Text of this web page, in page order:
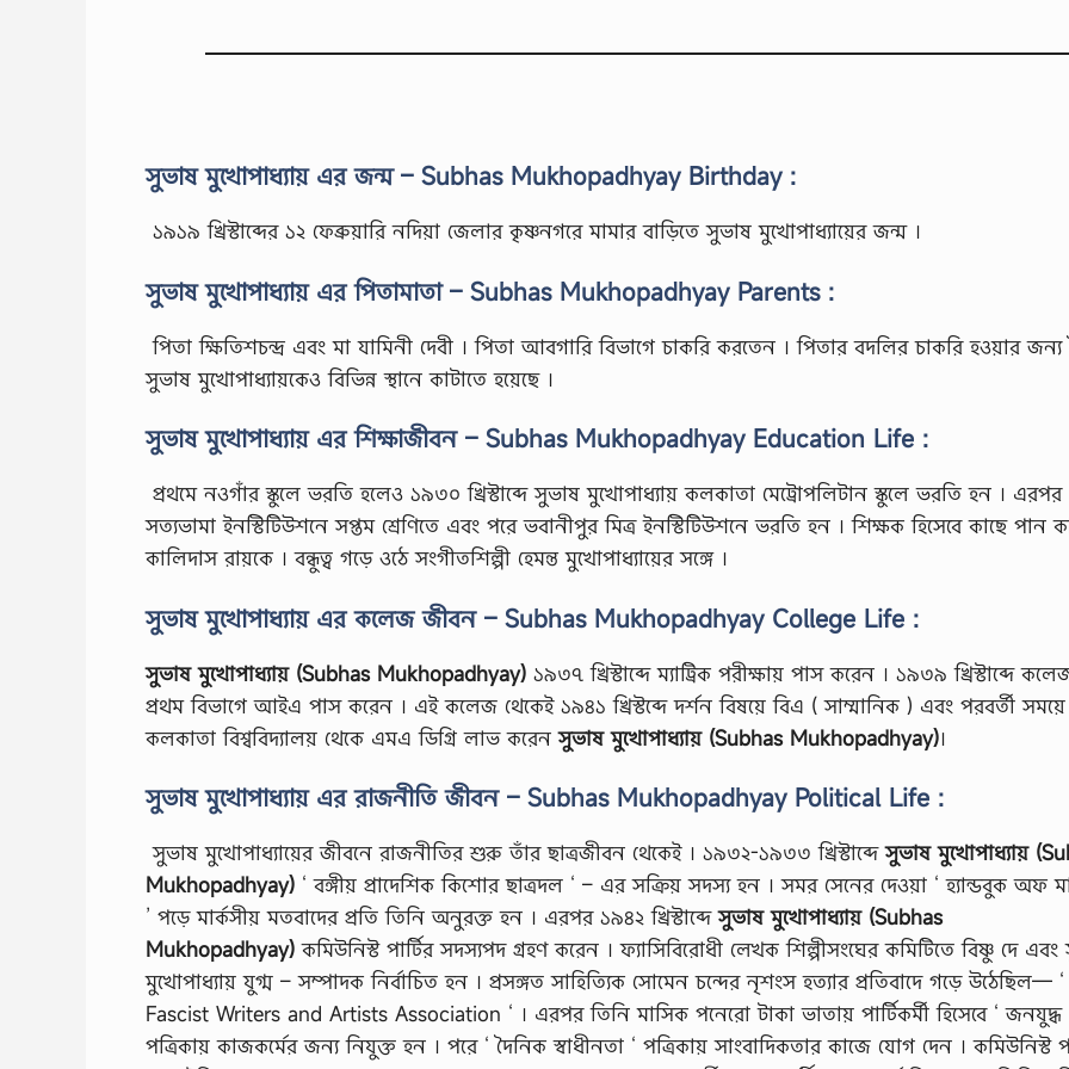
সুভাষ মুখোপাধ্যায় এর জন্ম – Subhas Mukhopadhyay Birthday :
১৯১৯ খ্রিস্টাব্দের ১২ ফেব্রুয়ারি নদিয়া জেলার কৃষ্ণনগরে মামার বাড়িতে সুভাষ মুখোপাধ্যায়ের জন্ম ।
সুভাষ মুখোপাধ্যায় এর পিতামাতা – Subhas Mukhopadhyay Parents :
পিতা ক্ষিতিশচন্দ্র এবং মা যামিনী দেবী । পিতা আবগারি বিভাগে চাকরি করতেন । পিতার বদলির চাকরি হওয়ার জন্য
সুভাষ মুখোপাধ্যায়কেও বিভিন্ন স্থানে কাটাতে হয়েছে ।
সুভাষ মুখোপাধ্যায় এর শিক্ষাজীবন – Subhas Mukhopadhyay Education Life :
প্রথমে নওগাঁর স্কুলে ভরতি হলেও ১৯৩০ খ্রিস্টাব্দে সুভাষ মুখোপাধ্যায় কলকাতা মেট্রোপলিটান স্কুলে ভরতি হন । এরপর
সত্যভামা ইনস্টিটিউশনে সপ্তম শ্রেণিতে এবং পরে ভবানীপুর মিত্র ইনস্টিটিউশনে ভরতি হন । শিক্ষক হিসেবে কাছে পান
কালিদাস রায়কে । বন্ধুত্ব গড়ে ওঠে সংগীতশিল্পী হেমন্ত মুখোপাধ্যায়ের সঙ্গে ।
সুভাষ মুখোপাধ্যায় এর কলেজ জীবন – Subhas Mukhopadhyay College Life :
সুভাষ মুখোপাধ্যায় (Subhas Mukhopadhyay) ১৯৩৭ খ্রিস্টাব্দে ম্যাট্রিক পরীক্ষায় পাস করেন । ১৯৩৯ খ্রিস্টাব্দে
প্রথম বিভাগে আইএ পাস করেন । এই কলেজ থেকেই ১৯৪১ খ্রিস্টব্দে দর্শন বিষয়ে বিএ ( সাম্মানিক ) এবং পরবর্তী সময়ে
কলকাতা বিশ্ববিদ্যালয় থেকে এমএ ডিগ্রি লাভ করেনসুভাষ মুখোপাধ্যায় (Subhas Mukhopadhyay)।
সুভাষ মুখোপাধ্যায় এর রাজনীতি জীবন – Subhas Mukhopadhyay Political Life :
সুভাষ মুখোপাধ্যায়ের জীবনে রাজনীতির শুরু তাঁর ছাত্রজীবন থেকেই । ১৯৩২-১৯৩৩ খ্রিস্টাব্দেসুভাষ মুখোপাধ্যায়
Mukhopadhyay) ‘ বঙ্গীয় প্রাদেশিক কিশোর ছাত্রদল ‘ – এর সক্রিয় সদস্য হন । সমর সেনের দেওয়া ‘ হ্যান্ডবুক অফ
’ পড়ে মার্কসীয় মতবাদের প্রতি তিনি অনুরক্ত হন । এরপর ১৯৪২ খ্রিস্টাব্দেসুভাষ মুখোপাধ্যায় (Subhas
Mukhopadhyay) কমিউনিস্ট পার্টির সদস্যপদ গ্রহণ করেন । ফ্যাসিবিরোধী লেখক শিল্পীসংঘের কমিটিতে বিষ্ণু দে
মুখোপাধ্যায় যুগ্ম – সম্পাদক নির্বাচিত হন । প্রসঙ্গত সাহিত্যিক সোমেন চন্দের নৃশংস হত্যার প্রতিবাদে গড়ে উঠেছিল—
Fascist Writers and Artists Association ‘ । এরপর তিনি মাসিক পনেরো টাকা ভাতায় পার্টিকর্মী হিসেবে ‘ জনযুদ্ধ
পত্রিকায় কাজকর্মের জন্য নিযুক্ত হন । পরে ‘ দৈনিক স্বাধীনতা ‘ পত্রিকায় সাংবাদিকতার কাজে যোগ দেন । কমিউনিস্ট